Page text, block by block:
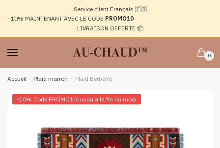
navigation
Service client Français 🇫🇷
–10% MAINTENANT AVEC LE CODE PROMO10
LIVRAISON OFFERTE 📦
0
Accueil / Plaid marron / Plaid BerbèRe
-10% Code PROMO10 jusqu'a la fin du mois